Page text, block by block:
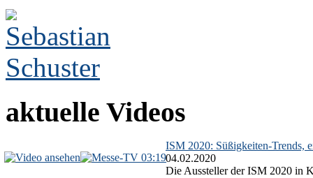
aktuelle Videos
03:19
ISM 2020: Süßigkeiten-Trends,
04.02.2020
Die Aussteller der ISM 2020 in